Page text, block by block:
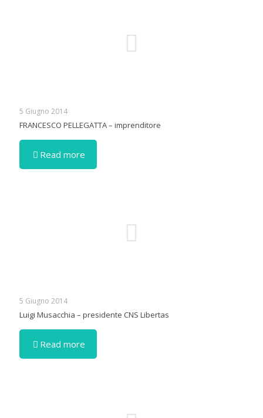
5 Giugno 2014
FRANCESCO PELLEGATTA – imprenditore
Read more
5 Giugno 2014
Luigi Musacchia – presidente CNS Libertas
Read more